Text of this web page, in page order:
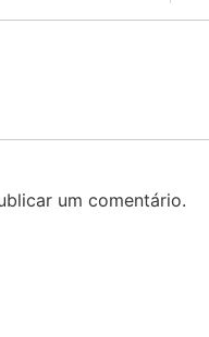
um comentário.